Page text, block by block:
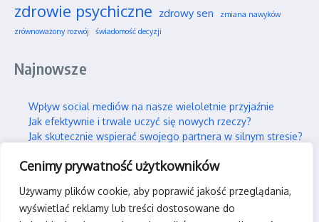
Cenimy prywatność użytkowników
Używamy plików cookie, aby poprawić jakość przeglądania,
wyświetlać reklamy lub treści dostosowane do
zdrowie psychiczne zdrowy sen
zmiana nawyków
zrównoważony rozwój
świadomość decyzji
Najnowsze
Wpływ social mediów na nasze wieloletnie przyjaźnie
Jak efektywnie i trwale uczyć się nowych rzeczy?
Jak skutecznie wspierać swojego partnera w silnym stresie?
Praca hybrydowa – czy to faktycznie idealne rozwiązanie?
Kontakt